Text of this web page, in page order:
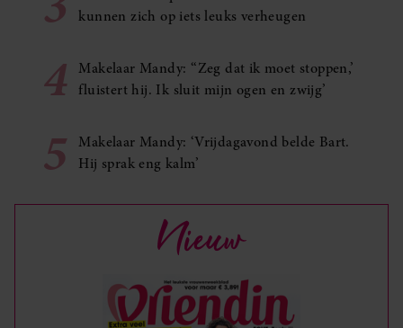
kunnen zich op iets leuks verheugen
4
Makelaar Mandy: ‘‘Zeg dat ik moet stoppen,’
fluistert hij. Ik sluit mijn ogen en zwijg’
5
Makelaar Mandy: ‘Vrijdagavond belde Bart.
Hij sprak eng kalm’
Nieuw